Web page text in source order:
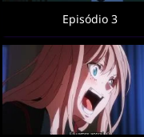
Episódio 3